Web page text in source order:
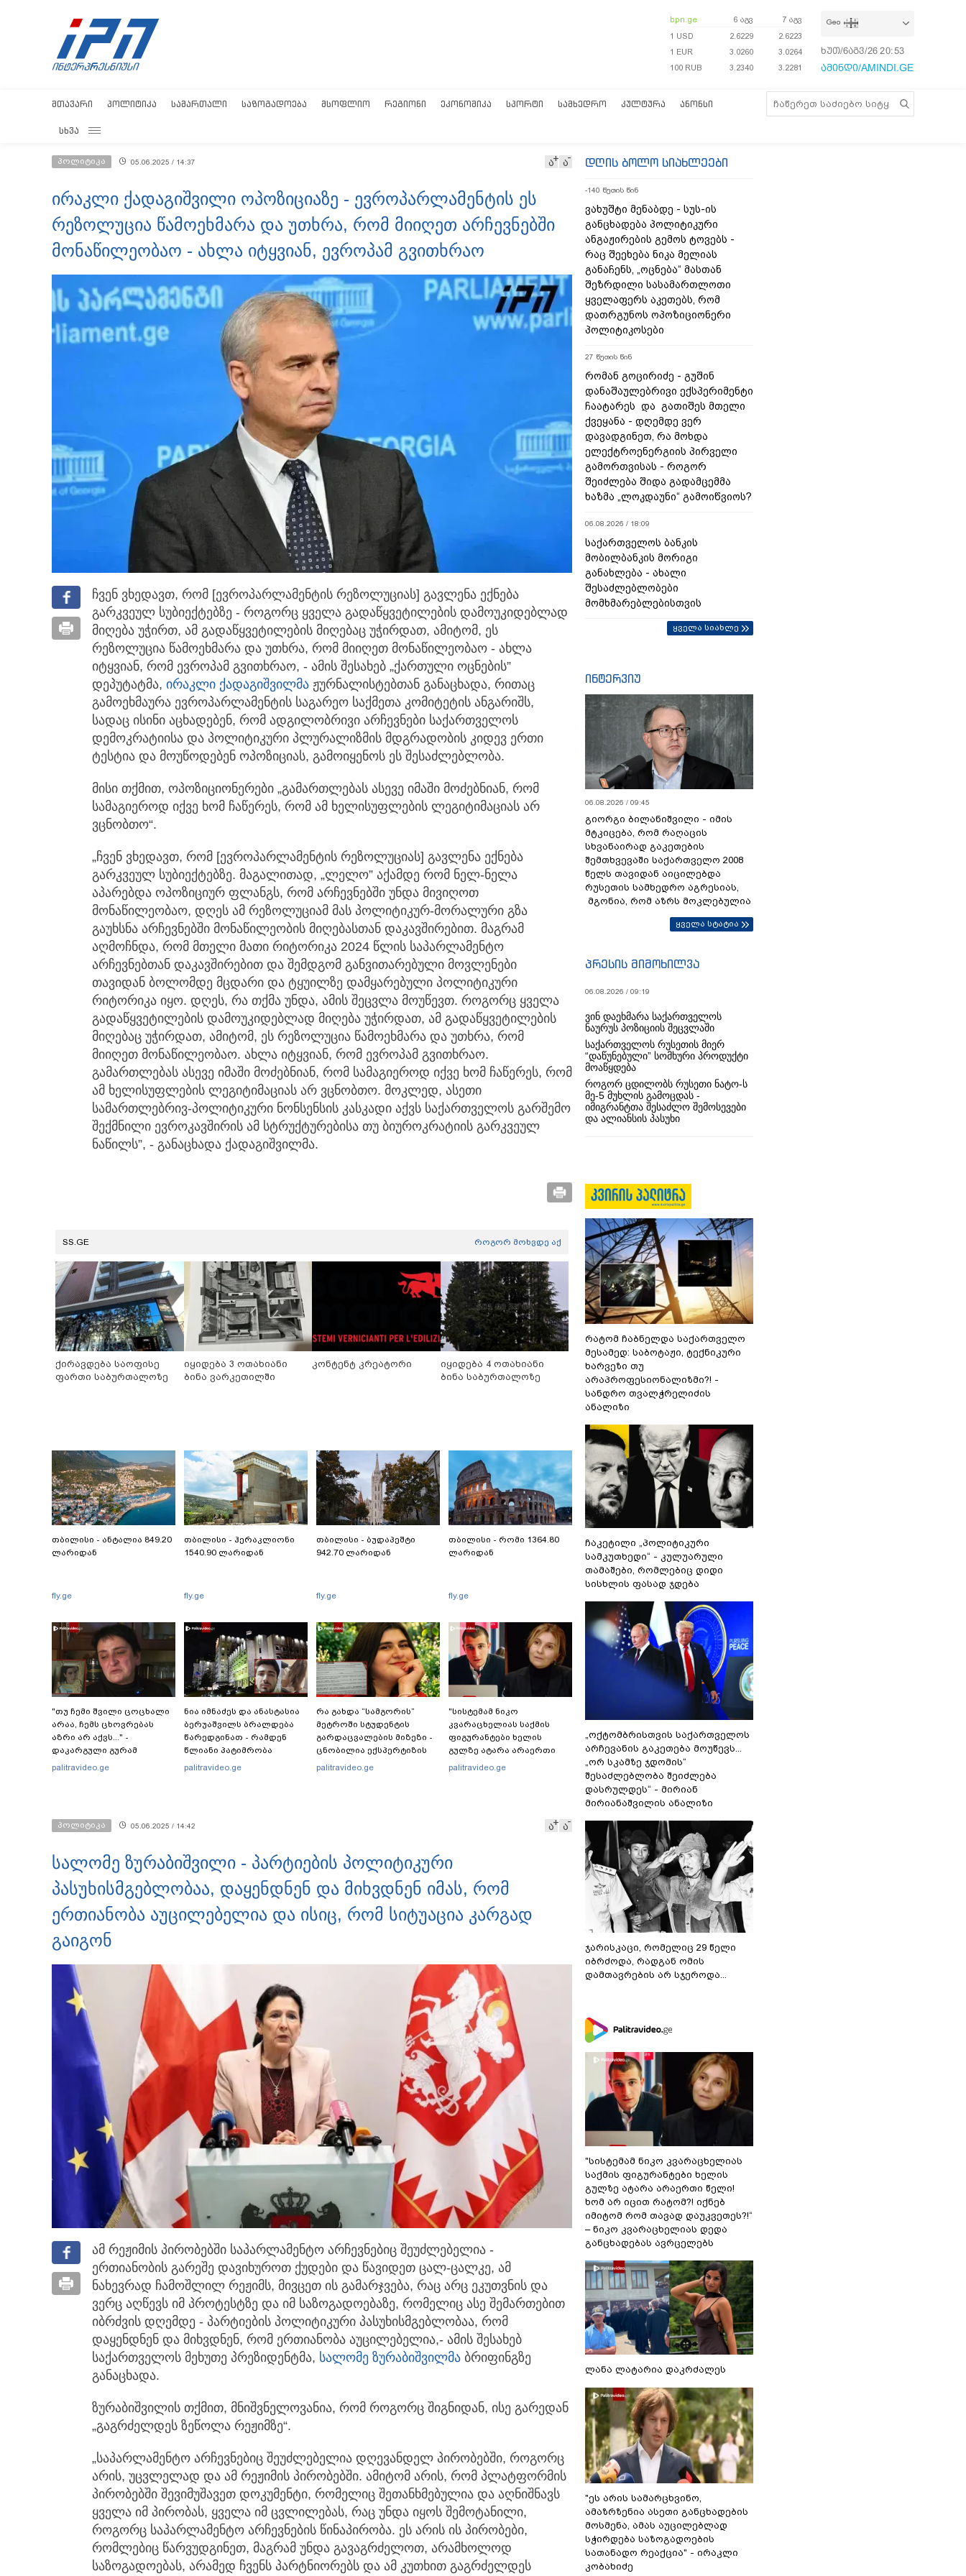
bpn.ge 6 აგვ
7 აგვ
1 USD
2.6229
2.6223
1 EUR
3.0260
3.0264
100 RUB
3.2340 3.2281
Geo
ხუთ/6აგვ/26 20:53:51
ამინდი/AMINDI.GE
ᲛᲗᲐᲕᲐᲠᲘ ᲞᲝᲚᲘᲢᲘᲙᲐ ᲡᲐᲛᲐᲠᲗᲐᲚᲘ ᲡᲐᲖᲝᲒᲐᲓᲝᲔᲑᲐ ᲛᲡᲝᲤᲚᲘᲝ ᲠᲔᲒᲘᲝᲜᲘ ᲔᲙᲝᲜᲝᲛᲘᲙᲐ ᲡᲞᲝᲠᲢᲘ ᲡᲐᲛᲮᲔᲓᲠᲝ ᲙᲣᲚᲢᲣᲠᲐ ᲐᲜᲝᲜᲡᲘ
ᲡᲮᲕᲐ
პოლიტიკა 05.06.2025 / 14:37 ა ა
ირაკლი ქადაგიშვილი ოპოზიციაზე - ევროპარლამენტის ეს
რეზოლუცია წამოეხმარა და უთხრა, რომ მიიღეთ არჩევნებში
მონაწილეობაო - ახლა იტყვიან, ევროპამ გვითხრაო
ჩვენ ვხედავთ, რომ [ევროპარლამენტის რეზოლუციას] გავლენა ექნება
გარკვეულ სუბიექტებზე - როგორც ყველა გადაწყვეტილების დამოუკიდებლად
მიღება უჭირთ, ამ გადაწყვეტილების მიღებაც უჭირდათ, ამიტომ, ეს
რეზოლუცია წამოეხმარა და უთხრა, რომ მიიღეთ მონაწილეობაო - ახლა
იტყვიან, რომ ევროპამ გვითხრაო, - ამის შესახებ „ქართული ოცნების”
დეპუტატმა, ირაკლი ქადაგიშვილმა ჟურნალისტებთან განაცხადა, რითაც
გამოეხმაურა ევროპარლამენტის საგარეო საქმეთა კომიტეტის ანგარიშს,
სადაც ისინი აცხადებენ, რომ ადგილობრივი არჩევნები საქართველოს
დემოკრატიისა და პოლიტიკური პლურალიზმის მდგრადობის კიდევ ერთი
ტესტია და მოუწოდებენ ოპოზიციას, გამოიყენოს ეს შესაძლებლობა.
მისი თქმით, ოპოზიციონერები „გამართლებას ასევე იმაში მოძებნიან, რომ
სამაგიეროდ იქვე ხომ ჩაწერეს, რომ ამ ხელისუფლების ლეგიტიმაციას არ
ვცნობთო“.
„ჩვენ ვხედავთ, რომ [ევროპარლამენტის რეზოლუციას] გავლენა ექნება
გარკვეულ სუბიექტებზე. მაგალითად, „ლელო” აქამდე რომ ნელ-ნელა
აპარებდა ოპოზიციურ ფლანგს, რომ არჩევნებში უნდა მივიღოთ
მონაწილეობაო, დღეს ამ რეზოლუციამ მას პოლიტიკურ-მორალური გზა
გაუხსნა არჩევნებში მონაწილეობის მიღებასთან დაკავშირებით. მაგრამ
აღმოჩნდა, რომ მთელი მათი რიტორიკა 2024 წლის საპარლამენტო
არჩევნებთან დაკავშირებით და შემდგომ განვითარებული მოვლენები
თავიდან ბოლომდე მცდარი და ტყუილზე დამყარებული პოლიტიკური
რიტორიკა იყო. დღეს, რა თქმა უნდა, ამის შეცვლა მოუწევთ. როგორც ყველა
გადაწყვეტილების დამოუკიდებლად მიღება უჭირდათ, ამ გადაწყვეტილების
მიღებაც უჭირდათ, ამიტომ, ეს რეზოლუცია წამოეხმარა და უთხრა, რომ
მიიღეთ მონაწილეობაო. ახლა იტყვიან, რომ ევროპამ გვითხრაო.
გამართლებას ასევე იმაში მოძებნიან, რომ სამაგიეროდ იქვე ხომ ჩაწერეს, რომ
ამ ხელისუფლების ლეგიტიმაციას არ ვცნობთო. მოკლედ, ასეთი
სამართლებრივ-პოლიტიკური ნონსენსის კასკადი აქვს საქართველოს გარშემო
შექმნილი ევროკავშირის ამ სტრუქტურებისა თუ ბიუროკრატიის გარკვეულ
ნაწილს”, - განაცხადა ქადაგიშვილმა.
SS.GE როგორ მოხვდე აქ
ქირავდება საოფისე
ფართი საბურთალოზე
იყიდება 3 ოთახიანი
ბინა ვარკეთილში
კონტენტ კრეატორი
იყიდება 4 ოთახიანი
ბინა საბურთალოზე
თბილისი - ანტალია 849.20
ლარიდან
fly.ge
თბილისი - ჰერაკლიონი
1540.90 ლარიდან
fly.ge
თბილისი - ბუდაპეშტი
942.70 ლარიდან
fly.ge
თბილისი - რომი 1364.80
ლარიდან
fly.ge
"თუ ჩემი შვილი ცოცხალი
არაა, ჩემს ცხოვრებას
აზრი არ აქვს..." -
დაკარგული გურამ
დადიანიძის დედის
palitravideo.ge
ნია იმნაძეს და ანასტასია
ბერუაშვილს ბრალდება
წარედგინათ - რამდენ
წლიანი პატიმრობა
ემუქრებათ
palitravideo.ge
რა გახდა “სამგორის”
მეტროში სტუდენტის
გარდაცვალების მიზეზი -
ცნობილია ექსპერტიზის
პასუხი
palitravideo.ge
"სისტემამ ნიკო
კვარაცხელიას საქმის
ფიგურანტები ხელის
გულზე ატარა არაერთი
წელი! ხომ არ იცით
palitravideo.ge
პოლიტიკა 05.06.2025 / 14:42 ა ა
სალომე ზურაბიშვილი - პარტიების პოლიტიკური
პასუხისმგებლობაა, დაყენდნენ და მიხვდნენ იმას, რომ
ერთიანობა აუცილებელია და ისიც, რომ სიტუაცია კარგად
გაიგონ
ამ რეჟიმის პირობებში საპარლამენტო არჩევნებიც შეუძლებელია -
ერთიანობის გარეშე დავიხუროთ ქუდები და წავიდეთ ცალ-ცალკე, ამ
ნახევრად ჩამოშლილ რეჟიმს, მივცეთ ის გამარჯვება, რაც არც ეკუთვნის და
ვერც აღწევს იმ პროტესტზე და იმ საზოგადოებაზე, რომელიც ასე შემართებით
იბრძვის დღემდე - პარტიების პოლიტიკური პასუხისმგებლობაა, რომ
დაყენდნენ და მიხვდნენ, რომ ერთიანობა აუცილებელია,- ამის შესახებ
საქართველოს მეხუთე პრეზიდენტმა, სალომე ზურაბიშვილმა ბრიფინგზე
განაცხადა.
ზურაბიშვილის თქმით, მნიშვნელოვანია, რომ როგორც შიგნიდან, ისე გარედან
„გაგრძელდეს ზეწოლა რეჟიმზე“.
„საპარლამენტო არჩევნებიც შეუძლებელია დღევანდელ პირობებში, როგორც
არის, უცვლელად და ამ რეჟიმის პირობებში. ამიტომ არის, რომ პლატფორმის
პირობებში შევიმუშავეთ დოკუმენტი, რომელიც შეთანხმებულია და აღნიშნავს
ყველა იმ პირობას, ყველა იმ ცვლილებას, რაც უნდა იყოს შემოტანილი,
როგორც საპარლამენტო არჩევნების წინაპირობა. ეს არის ის პირობები,
რომლებიც წარვუდგინეთ, მაგრამ უნდა გავაგრძელოთ, არამხოლოდ
საზოგადოებას, არამედ ჩვენს პარტნიორებს და ამ კუთხით გაგრძელდეს
დღის ბოლო სიახლეები
-140 წუთის წინ
ვახუშტი მენაბდე - სუს-ის
განცხადება პოლიტიკური
ანგაჟირების გემოს ტოვებს -
რაც შეეხება ნიკა მელიას
განაჩენს, „ოცნება“ მასთან
შეზრდილი სასამართლოთი
ყველაფერს აკეთებს, რომ
დათრგუნოს ოპოზიციონერი
პოლიტიკოსები
27 წუთის წინ
რომან გოცირიძე - გუშინ
დანაშაულებრივი ექსპერიმენტი
ჩაატარეს და გათიშეს მთელი
ქვეყანა - დღემდე ვერ
დავადგინეთ, რა მოხდა
ელექტროენერგიის პირველი
გამორთვისას - როგორ
შეიძლება შიდა გადამცემმა
ხაზმა „ლოკდაუნი“ გამოიწვიოს?
06.08.2026 / 18:09
საქართველოს ბანკის
მობილბანკის მორიგი
განახლება - ახალი
შესაძლებლობები
მომხმარებლებისთვის
ყველა სიახლე
ინტერვიუ
06.08.2026 / 09:45
გიორგი ბილანიშვილი - იმის
მტკიცება, რომ რაღაცის
სხვანაირად გაკეთების
შემთხვევაში საქართველო 2008
წელს თავიდან აიცილებდა
რუსეთის სამხედრო აგრესიას,
მგონია, რომ აზრს მოკლებულია
ყველა სტატია
პრესის მიმოხილვა
06.08.2026 / 09:19
ვინ დაეხმარა საქართველოს
ნაურუს პოზიციის შეცვლაში
საქართველოს რუსეთის მიერ
“დაწუნებული” სომხური პროდუქტი
მოაწყდება
როგორ ცდილობს რუსეთი ნატო-ს
მე-5 მუხლის გამოცდას -
იმიგრანტთა შესაძლო შემოსევები
და ალიანსის პასუხი
რატომ ჩაბნელდა საქართველო
მესამედ: საბოტაჟი, ტექნიკური
ხარვეზი თუ
არაპროფესიონალიზმი?! -
სანდრო თვალჭრელიძის
ანალიზი
ჩაკეტილი „პოლიტიკური
სამკუთხედი“ - კულუარული
თამაშები, რომლებიც დიდი
სისხლის ფასად ჯდება
„ოქტომბრისთვის საქართველოს
არჩევანის გაკეთება მოუწევს...
„ორ სკამზე ჯდომის“
შესაძლებლობა შეიძლება
დასრულდეს“ - მირიან
მირიანაშვილის ანალიზი
ჯარისკაცი, რომელიც 29 წელი
იბრძოდა, რადგან ომის
დამთავრების არ სჯეროდა...
"სისტემამ ნიკო კვარაცხელიას
საქმის ფიგურანტები ხელის
გულზე ატარა არაერთი წელი!
ხომ არ იცით რატომ?! იქნებ
იმიტომ რომ თავად დაუკვეთეს?!“
– ნიკო კვარაცხელიას დედა
განცხადებას ავრცელებს
ლანა ლატარია დაკრძალეს
"ეს არის სამარცხვინო,
ამაზრზენია ასეთი განცხადების
მოსმენა, ამას აუცილებლად
სჭირდება საზოგადოების
სათანადო რეაქცია" - ირაკლი
კობახიძე